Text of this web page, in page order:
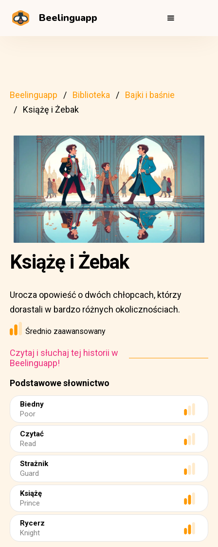
Beelinguapp
Beelinguapp Biblioteka
Bajki i baśnie
Książę i Żebak
Podstawowe słownictwo
Biedny
Poor
Czytać
Read
Strażnik
Guard
Książę
Prince
Rycerz
Knight
Książę i Żebak
Urocza opowieść o dwóch chłopcach, którzy
dorastali w bardzo różnych okolicznościach.
Średnio zaawansowany
Czytaj i słuchaj tej historii w
Beelinguapp!